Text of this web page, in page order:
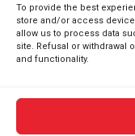
To provide the best
store and/or access
allow us to process data
site. Refusal or withdrawal
and functionality.